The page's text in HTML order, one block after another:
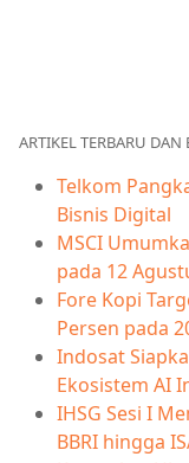
ARTIKEL TERBARU DAN
Telkom
Bisnis Digital
MSCI
pada 12
Fore Kopi
Persen pada
Indosat
Ekosistem AI
IHSG Sesi I
BBRI hingga